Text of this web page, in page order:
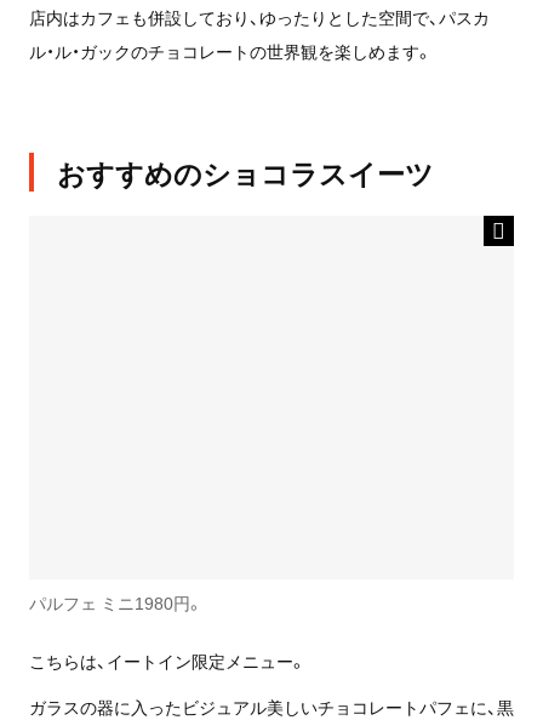
店内はカフェも併設しており、ゆったりとした空間で、パスカ
ル・ル・ガックのチョコレートの世界観を楽しめます。
おすすめのショコラスイーツ
パルフェ ミニ1980円。
こちらは、イートイン限定メニュー。
ガラスの器に入ったビジュアル美しいチョコレートパフェに、黒